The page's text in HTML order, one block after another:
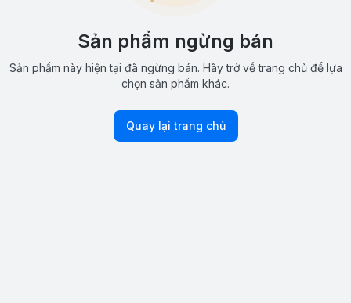
Sản phẩm ngừng bán
Sản phẩm này hiện tại đã ngừng bán. Hãy trở về trang chủ để lựa
chọn sản phẩm khác.
Quay lại trang chủ